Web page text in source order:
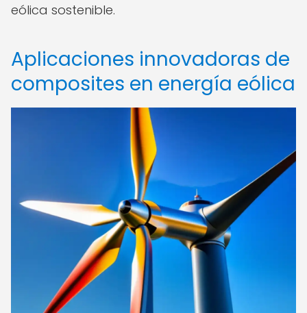
eólica sostenible.
Aplicaciones innovadoras de
composites en energía eólica